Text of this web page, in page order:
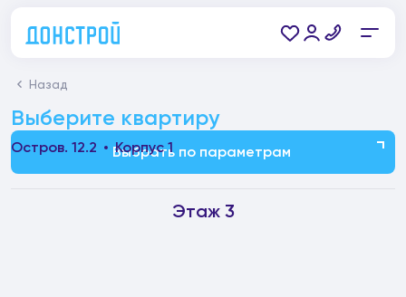
Назад
Выберите квартиру
Выбрать по параметрам
Остров. 12.2 Корпус 1
Этаж 3